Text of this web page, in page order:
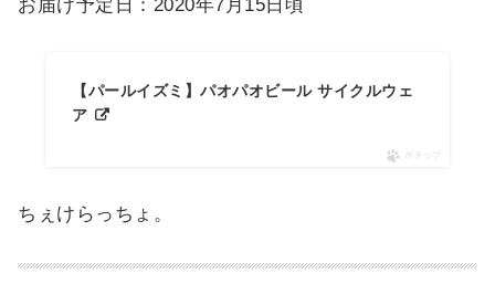
お届け予定日：2020年7月15日頃
【パールイズミ】パオパオビール サイクルウェ
ア
ポチップ
ちぇけらっちょ。